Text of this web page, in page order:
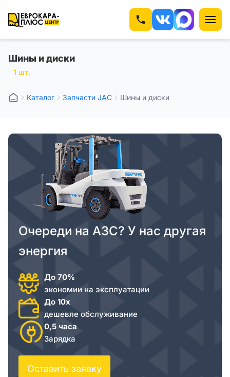
Шины и диски
1 шт.
Каталог Запчасти JAC Шины и диски
Очереди на АЗС? У нас другая
энергия
До 70%
экономии на эксплуатации
До 10х
дешевле обслуживание
0,5 часа
Зарядка
Оставить заявку